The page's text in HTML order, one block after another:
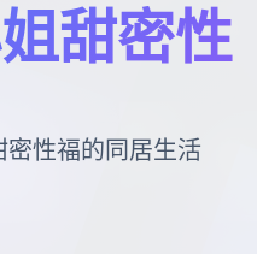
甜密性
密性福的同居生活